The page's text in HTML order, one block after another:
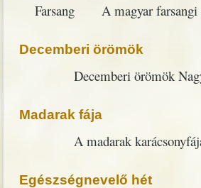
Farsang A magyar farsangi
Decemberi örömök
Decemberi örömök Nagy
Madarak fája
A madarak karácsonyfája
Egészségnevelő hét